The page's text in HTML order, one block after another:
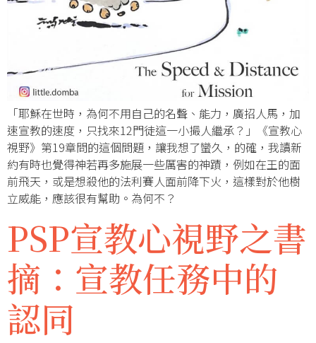
「耶穌在世時，為何不用自己的名聲、能力，廣招人馬，加
速宣教的速度，只找來12門徒這一小撮人繼承？」《宣教心
視野》第19章問的這個問題，讓我想了蠻久，的確，我讀新
約有時也覺得神若再多施展一些厲害的神蹟，例如在王的面
前飛天，或是想殺他的法利賽人面前降下火，這樣對於他樹
立威能，應該很有幫助。為何不？
PSP宣教心視野之書
摘：宣教任務中的
認同